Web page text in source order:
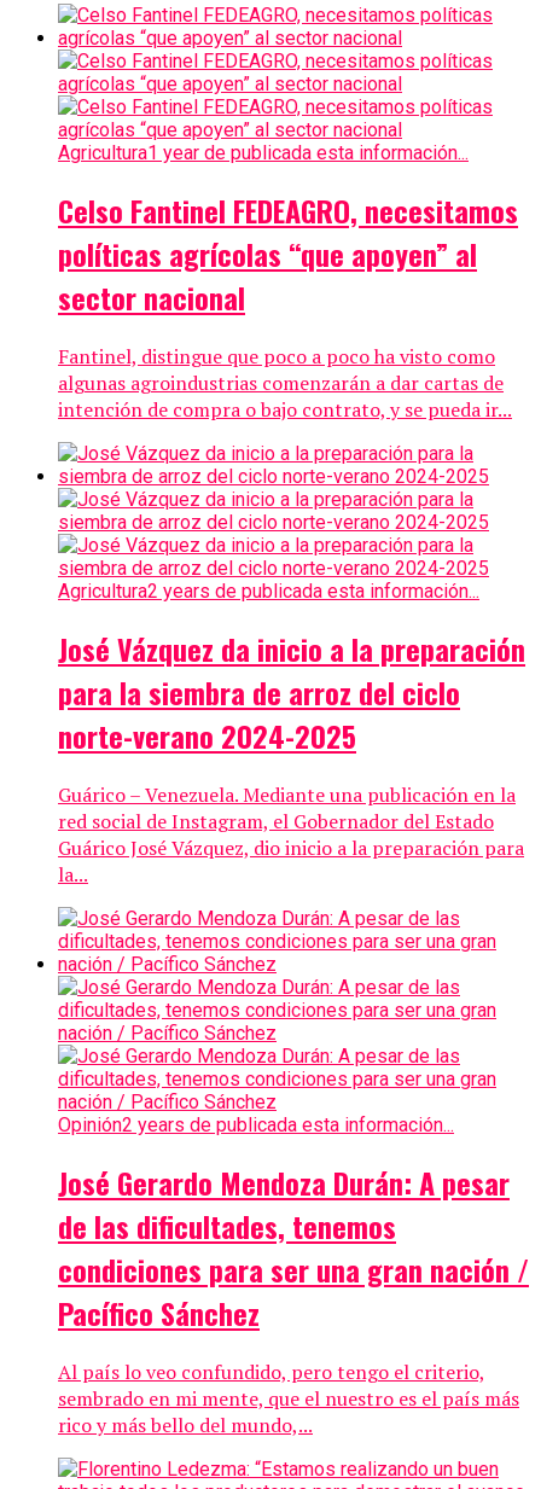
Agricultura1 year de publicada esta información...
Celso Fantinel FEDEAGRO, necesitamos
políticas agrícolas “que apoyen” al
sector nacional
Fantinel, distingue que poco a poco ha visto como
algunas agroindustrias comenzarán a dar cartas de
intención de compra o bajo contrato, y se pueda ir...
Agricultura2 years de publicada esta información...
José Vázquez da inicio a la preparación
para la siembra de arroz del ciclo
norte-verano 2024-2025
Guárico – Venezuela. Mediante una publicación en la
red social de Instagram, el Gobernador del Estado
Guárico José Vázquez, dio inicio a la preparación para
la...
Opinión2 years de publicada esta información...
José Gerardo Mendoza Durán: A pesar
de las dificultades, tenemos
condiciones para ser una gran nación /
Pacífico Sánchez
Al país lo veo confundido, pero tengo el criterio,
sembrado en mi mente, que el nuestro es el país más
rico y más bello del mundo,...